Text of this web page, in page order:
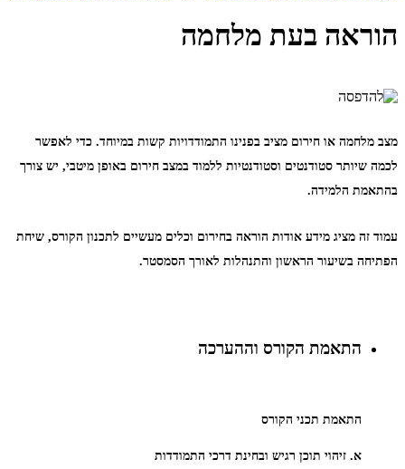
הוראה בעת מלחמה
מצב מלחמה או חירום מציב בפנינו התמודדויות קשות במיוחד. כדי לאפשר
לכמה שיותר סטודנטים וסטודנטיות ללמוד במצב חירום באופן מיטבי, יש צורך
בהתאמת הלמידה.
עמוד זה מציג מידע אודות הוראה בחירום וכלים מעשיים לתכנון הקורס, שיחת
הפתיחה בשיעור הראשון והתנהלות לאורך הסמסטר.
התאמת הקורס וההערכה
התאמת תכני הקורס
א. זיהוי תוכן רגיש ובחינת דרכי התמודדות